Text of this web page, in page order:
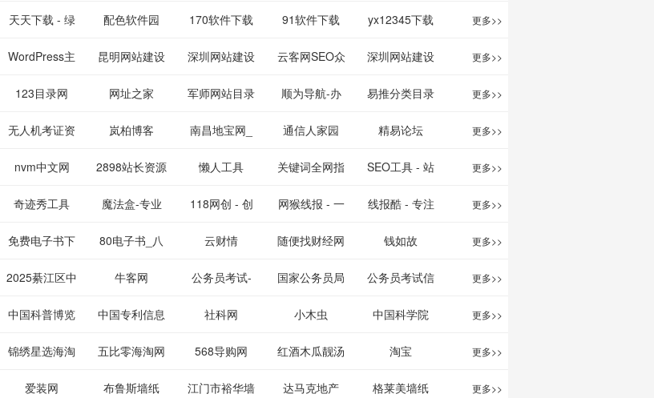
务。你可以记
录想看、在看
和看过的电影
电视剧，顺便
打分、写影
评。根据你的
站|NAS交流社
区
预测与PPT模
板生成
设计资料分享
平台
下载
知识中心
天天下载 - 绿
色精品软件应
用分享平台
配色软件园 170软件下载
站
91软件下载 yx12345下载
站
更多>>
WordPress主
题模板下载_
爱主题
昆明网站建设 深圳网站建设 云客网SEO众
包服务平台
深圳网站建设 更多>>
123目录网 网址之家 军师网站目录
网址大全
顺为导航-办
公运营工具导
航
易推分类目录
网
更多>>
无人机考证资
讯网
岚柏博客 南昌地宝网_
南昌论坛
通信人家园 精易论坛 更多>>
nvm中文网 2898站长资源
平台
懒人工具 关键词全网指
数查询
SEO工具 - 站
长之家
更多>>
奇迹秀工具
箱-设计师必
备设计工具及
各类设计辅助
神器
魔法盒-专业
的游戏动画特
效学习平台
118网创 - 创
业项目资源分
享下载平台
网猴线报 - 一
个简单且纯粹
的活动线报资
源分享网站
线报酷 - 专注
线报活动
更多>>
免费电子书下
载网,txt小说
免费下载,全集
全本完结txt小
说-书本网
80电子书_八
零电子书
_80txt_八零
小说网
云财情 随便找财经网 钱如故 更多>>
2025綦江区中
考志愿填报系
统
牛客网 公务员考试-
中公教育网
国家公务员局 公务员考试信
息网
更多>>
中国科普博览 中国专利信息
网
社科网 小木虫 中国科学院 更多>>
锦绣星选海淘 五比零海淘网 568导购网 红酒木瓜靓汤
官网
淘宝 更多>>
爱装网 布鲁斯墙纸 江门市裕华墙 达马克地产 格莱美墙纸 更多>>